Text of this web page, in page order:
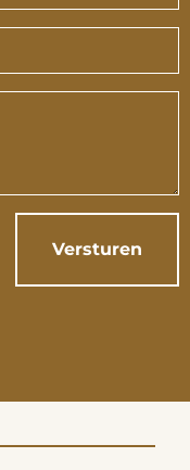
Versturen